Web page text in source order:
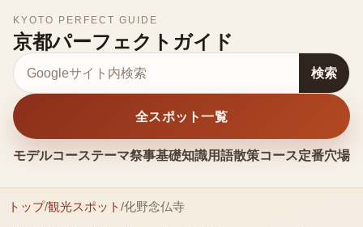
KYOTO PERFECT GUIDE
京都パーフェクトガイド
モデルコーステーマ祭事基礎知識用語散策コース定番穴場
サイト内検索
検索
全スポット一覧
トップ/観光スポット/化野念仏寺